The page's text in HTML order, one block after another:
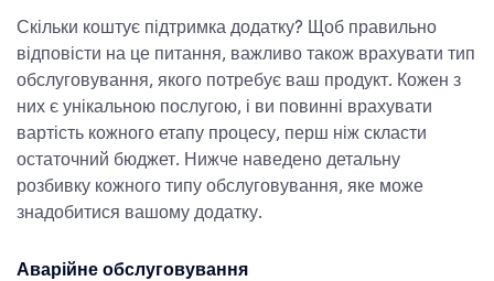
Скільки коштує підтримка додатку? Щоб правильно
відповісти на це питання, важливо також врахувати тип
обслуговування, якого потребує ваш продукт. Кожен з
них є унікальною послугою, і ви повинні врахувати
вартість кожного етапу процесу, перш ніж скласти
остаточний бюджет. Нижче наведено детальну
розбивку кожного типу обслуговування, яке може
знадобитися вашому додатку.
Аварійне обслуговування